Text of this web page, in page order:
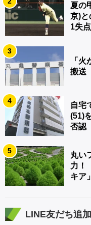
夏の
京)と
1失
3
「
搬送
4
自宅
(51)
否認
5
丸い
力！
キア
LINE友だち追加